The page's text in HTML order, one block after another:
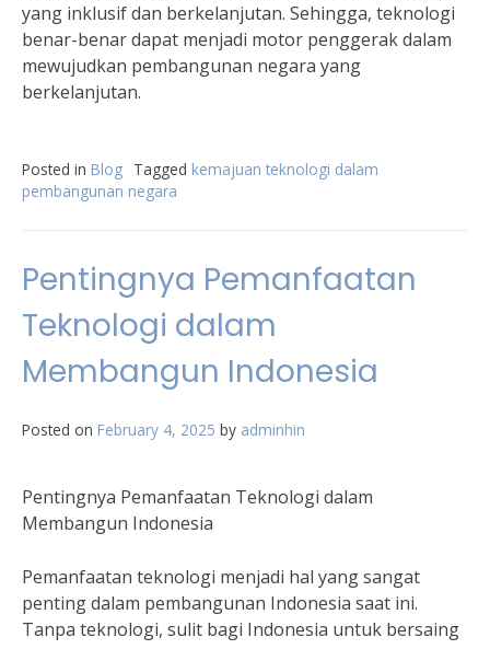
yang inklusif dan berkelanjutan. Sehingga, teknologi
benar-benar dapat menjadi motor penggerak dalam
mewujudkan pembangunan negara yang
berkelanjutan.
Posted in Blog Tagged kemajuan teknologi dalam
pembangunan negara
Pentingnya Pemanfaatan
Teknologi dalam
Membangun Indonesia
Posted on February 4, 2025 by adminhin
Pentingnya Pemanfaatan Teknologi dalam
Membangun Indonesia
Pemanfaatan teknologi menjadi hal yang sangat
penting dalam pembangunan Indonesia saat ini.
Tanpa teknologi, sulit bagi Indonesia untuk bersaing